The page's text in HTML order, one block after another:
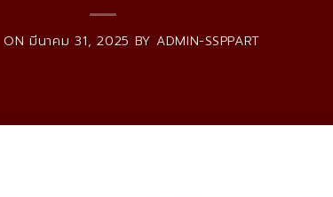
มีนาคม 31, 2025 BY ADMIN-SSPPART